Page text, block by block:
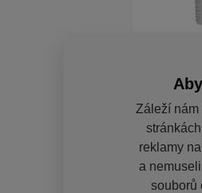
Záleží
reklamy
a
souborů